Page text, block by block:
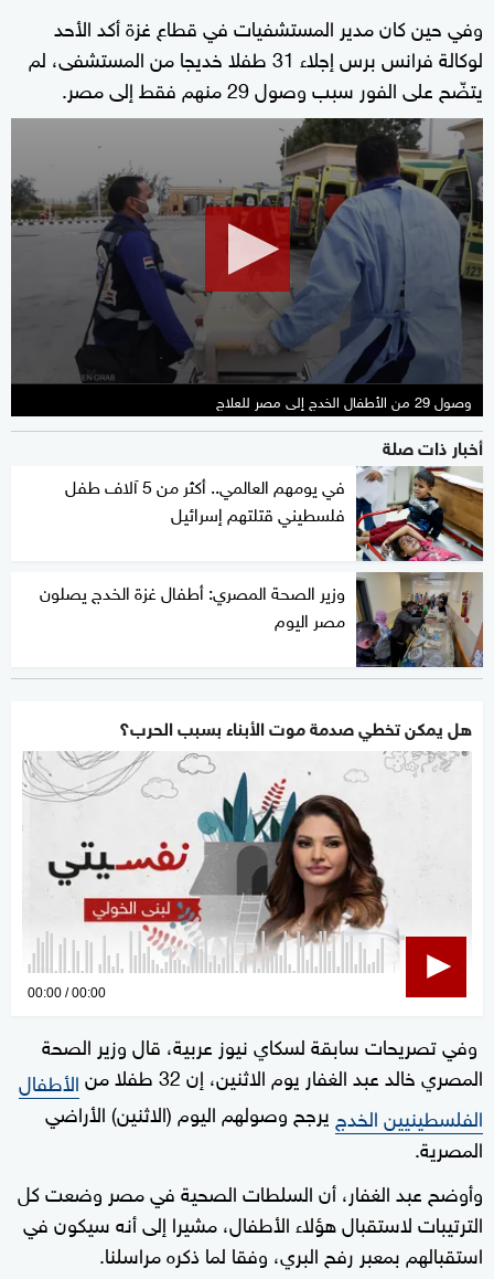
وفي حين كان مدير المستشفيات في قطاع غزة أكد الأحد
لوكالة فرانس برس إجلاء 31 طفلا خديجا من المستشفى، لم
يتضّح على الفور سبب وصول 29 منهم فقط إلى مصر.
of
31
seconds
وصول 29 من الأطفال الخدج إلى مصر للعلاج
أخبار ذات صلة
في يومهم العالمي.. أكثر من 5 آلاف طفل
فلسطيني قتلتهم إسرائيل
وزير الصحة المصري: أطفال غزة الخدج يصلون
مصر اليوم
هل يمكن تخطي صدمة موت الأبناء بسبب الحرب؟
0
seconds
00:00 00:00
وفي تصريحات سابقة لسكاي نيوز عربية، قال وزير الصحة
المصري خالد عبد الغفار يوم الاثنين، إن 32 طفلا من
الأطفال
الفلسطينيين الخدج يرجح وصولهم اليوم (الاثنين) الأراضي
المصرية.
وأوضح عبد الغفار، أن السلطات الصحية في مصر وضعت كل
الترتيبات لاستقبال هؤلاء الأطفال، مشيرا إلى أنه سيكون في
استقبالهم بمعبر رفح البري، وفقا لما ذكره مراسلنا.